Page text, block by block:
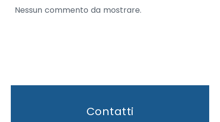
Nessun commento da mostrare.
Contatti